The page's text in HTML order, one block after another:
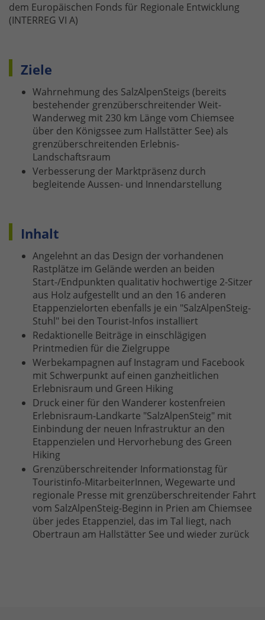
dem Europäischen Fonds für Regionale Entwicklung
(INTERREG VI A)
Ziele
Wahrnehmung des SalzAlpenSteigs (bereits
bestehender grenzüberschreitender Weit-
Wanderweg mit 230 km Länge vom Chiemsee
über den Königssee zum Hallstätter See) als
grenzüberschreitenden Erlebnis-
Landschaftsraum
Verbesserung der Marktpräsenz durch
begleitende Aussen- und Innendarstellung
Inhalt
Angelehnt an das Design der vorhandenen
Rastplätze im Gelände werden an beiden
Start-/Endpunkten qualitativ hochwertige 2-Sitzer
aus Holz aufgestellt und an den 16 anderen
Etappenzielorten ebenfalls je ein "SalzAlpenSteig-
Stuhl" bei den Tourist-Infos installiert
Redaktionelle Beiträge in einschlägigen
Printmedien für die Zielgruppe
Werbekampagnen auf Instagram und Facebook
mit Schwerpunkt auf einen ganzheitlichen
Erlebnisraum und Green Hiking
Druck einer für den Wanderer kostenfreien
Erlebnisraum-Landkarte "SalzAlpenSteig" mit
Einbindung der neuen Infrastruktur an den
Etappenzielen und Hervorhebung des Green
Hiking
Grenzüberschreitender Informationstag für
Touristinfo-MitarbeiterInnen, Wegewarte und
regionale Presse mit grenzüberschreitender Fahrt
vom SalzAlpenSteig-Beginn in Prien am Chiemsee
über jedes Etappenziel, das im Tal liegt, nach
Obertraun am Hallstätter See und wieder zurück